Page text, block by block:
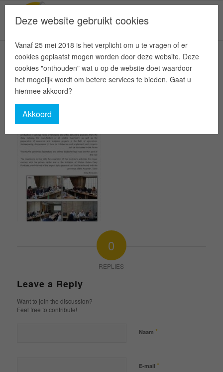
0
REPLIES
Leave a Reply
Want to join the discussion?
Feel free to contribute!
Naam *
E-mail *
Deze website gebruikt cookies
Vanaf 25 mei 2018 is het verplicht om u te vragen of er
cookies geplaatst mogen worden door deze website. Deze
cookies "onthouden" wat u op de website doet waardoor
het mogelijk wordt om betere services te bieden. Gaat u
hiermee akkoord?
Akkoord